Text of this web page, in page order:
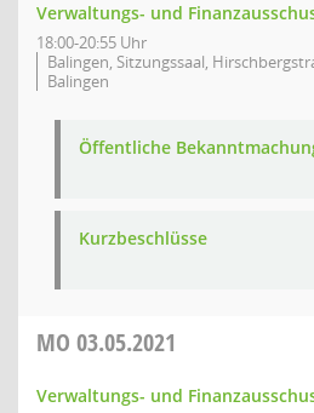
Verwaltungs- und
18:00-20:55 Uhr
Balingen, Sitzungssaal,
Balingen
Öffentliche
Kurzbeschlüsse
MO 03.05.2021
Verwaltungs- und